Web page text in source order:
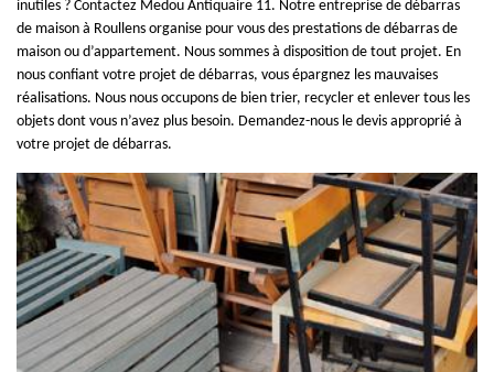
inutiles ? Contactez Medou Antiquaire 11. Notre entreprise de débarras
de maison à Roullens organise pour vous des prestations de débarras de
maison ou d’appartement. Nous sommes à disposition de tout projet. En
nous confiant votre projet de débarras, vous épargnez les mauvaises
réalisations. Nous nous occupons de bien trier, recycler et enlever tous les
objets dont vous n’avez plus besoin. Demandez-nous le devis approprié à
votre projet de débarras.